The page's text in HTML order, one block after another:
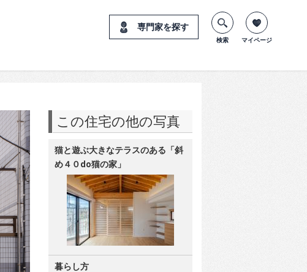
専門家を探す
検索 マイページ
この住宅の他の写真
猫と遊ぶ大きなテラスのある「斜
め４０do猫の家」
暮らし方